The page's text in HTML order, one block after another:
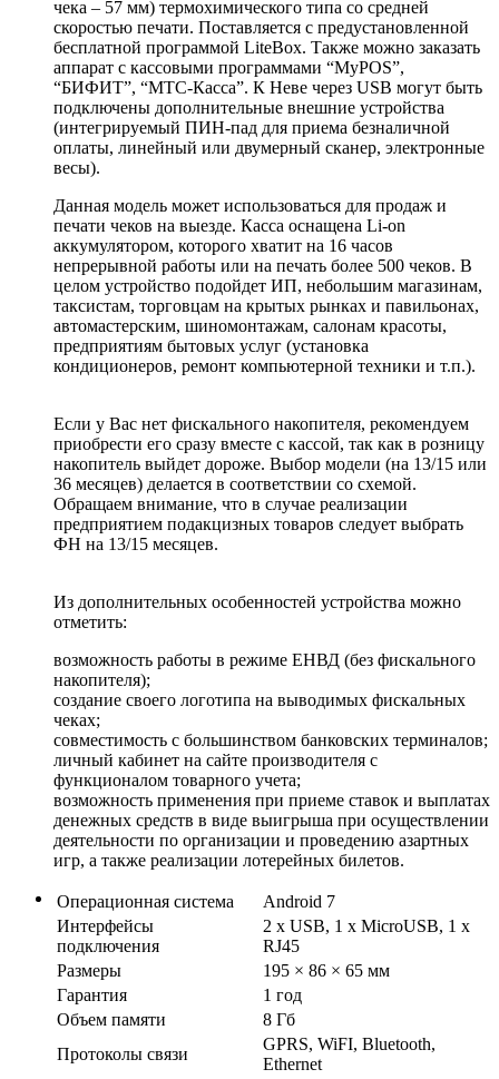
чека – 57 мм) термохимического типа со средней
скоростью печати. Поставляется с предустановленной
бесплатной программой LiteBox. Также можно заказать
аппарат с кассовыми программами “MyPOS”,
“БИФИТ”, “МТС-Касса”. К Неве через USB могут быть
подключены дополнительные внешние устройства
(интегрируемый ПИН-пад для приема безналичной
оплаты, линейный или двумерный сканер, электронные
весы).
Данная модель может использоваться для продаж и
печати чеков на выезде. Касса оснащена Li-on
аккумулятором, которого хватит на 16 часов
непрерывной работы или на печать более 500 чеков. В
целом устройство подойдет ИП, небольшим магазинам,
таксистам, торговцам на крытых рынках и павильонах,
автомастерским, шиномонтажам, салонам красоты,
предприятиям бытовых услуг (установка
кондиционеров, ремонт компьютерной техники и т.п.).
Если у Вас нет фискального накопителя, рекомендуем
приобрести его сразу вместе с кассой, так как в розницу
накопитель выйдет дороже. Выбор модели (на 13/15 или
36 месяцев) делается в соответствии со схемой.
Обращаем внимание, что в случае реализации
предприятием подакцизных товаров следует выбрать
ФН на 13/15 месяцев.
Из дополнительных особенностей устройства можно
отметить:
возможность работы в режиме ЕНВД (без фискального
накопителя);
создание своего логотипа на выводимых фискальных
чеках;
совместимость с большинством банковских терминалов;
личный кабинет на сайте производителя с
функционалом товарного учета;
возможность применения при приеме ставок и выплатах
денежных средств в виде выигрыша при осуществлении
деятельности по организации и проведению азартных
игр, а также реализации лотерейных билетов.
Операционная система
Android 7
Интерфейсы
подключения
2 x USB, 1 х MicroUSB, 1 x
RJ45
Размеры
195 × 86 × 65 мм
Гарантия
1 год
Объем памяти
8 Гб
Протоколы связи
GPRS, WiFI, Bluetooth,
Ethernet